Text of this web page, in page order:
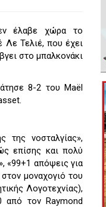
έλαβε χώρα το
Λε Τελιέ, που έχει
στο μπαλκονάκι
8-2 του Maël
της νοσταλγίας»,
επίσης και πολύ
«99+1 απόψεις για
μοναχογιό του
Λογοτεχνίας),
από τον Raymond